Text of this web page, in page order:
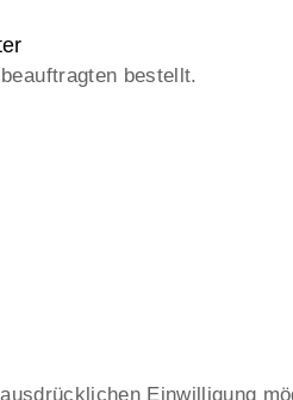
bestellt.
Einwilligung